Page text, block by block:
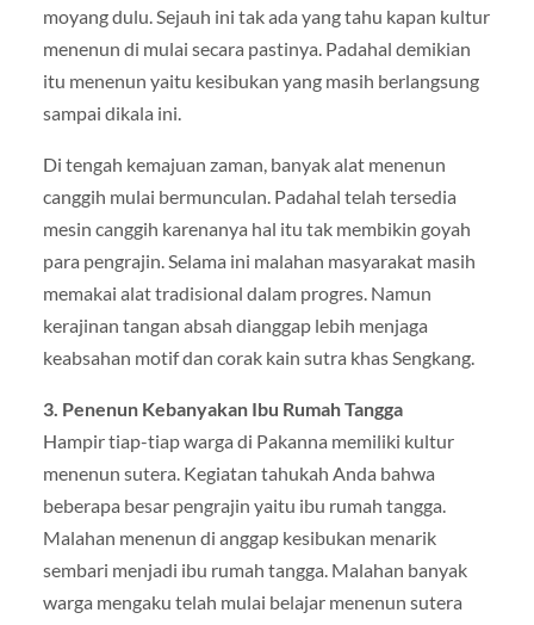
moyang dulu. Sejauh ini tak ada yang tahu kapan kultur
menenun di mulai secara pastinya. Padahal demikian
itu menenun yaitu kesibukan yang masih berlangsung
sampai dikala ini.
Di tengah kemajuan zaman, banyak alat menenun
canggih mulai bermunculan. Padahal telah tersedia
mesin canggih karenanya hal itu tak membikin goyah
para pengrajin. Selama ini malahan masyarakat masih
memakai alat tradisional dalam progres. Namun
kerajinan tangan absah dianggap lebih menjaga
keabsahan motif dan corak kain sutra khas Sengkang.
3. Penenun Kebanyakan Ibu Rumah Tangga
Hampir tiap-tiap warga di Pakanna memiliki kultur
menenun sutera. Kegiatan tahukah Anda bahwa
beberapa besar pengrajin yaitu ibu rumah tangga.
Malahan menenun di anggap kesibukan menarik
sembari menjadi ibu rumah tangga. Malahan banyak
warga mengaku telah mulai belajar menenun sutera